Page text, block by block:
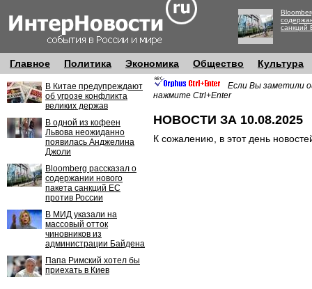
санкций
Главное Политика Экономика Общество Культура
В Китае предупреждают
об угрозе конфликта
великих держав
В одной из кофеен
Львова неожиданно
появилась Анджелина
Джоли
Bloomberg рассказал о
содержании нового
пакета санкций ЕС
против России
В МИД указали на
массовый отток
чиновников из
администрации Байдена
Папа Римский хотел бы
приехать в Киев
Если Вы заметили
нажмите Ctrl+Enter
НОВОСТИ ЗА 10.08.2025
К сожалению, в этот день